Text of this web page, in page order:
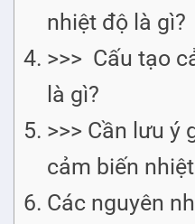
nhiệt độ là gì?
>>> Cấu tạo
là gì?
>>> Cần lưu ý
cảm biến
Các nguyên